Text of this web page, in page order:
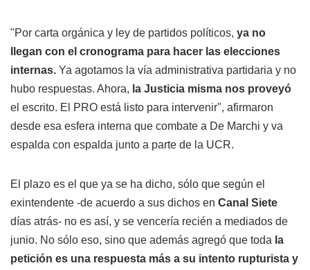
"Por carta orgánica y ley de partidos políticos, ya no
llegan con el cronograma para hacer las elecciones
internas. Ya agotamos la vía administrativa partidaria y no
hubo respuestas. Ahora, la Justicia misma nos proveyó
el escrito. El PRO está listo para intervenir", afirmaron
desde esa esfera interna que combate a De Marchi y va
espalda con espalda junto a parte de la UCR.
El plazo es el que ya se ha dicho, sólo que según el
exintendente -de acuerdo a sus dichos en Canal Siete
días atrás- no es así, y se vencería recién a mediados de
junio. No sólo eso, sino que además agregó que toda la
petición es una respuesta más a su intento rupturista y